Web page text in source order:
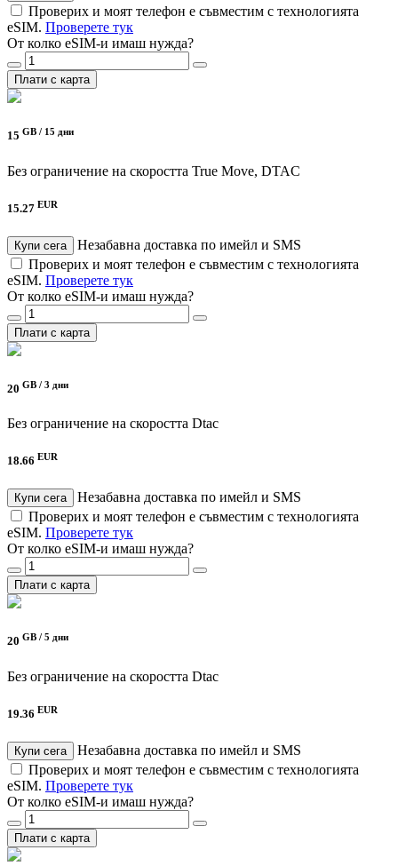
Проверих и моят телефон е съвместим с технологията
eSIM. Проверете тук
От колко eSIM-и имаш нужда?
Плати с карта
15 GB / 15 дни
Без ограничение на скоростта True Move, DTAC
15.27 EUR
Купи сега
Незабавна доставка по имейл и SMS
Проверих и моят телефон е съвместим с технологията
eSIM. Проверете тук
От колко eSIM-и имаш нужда?
Плати с карта
20 GB / 3 дни
Без ограничение на скоростта Dtac
18.66 EUR
Купи сега
Незабавна доставка по имейл и SMS
Проверих и моят телефон е съвместим с технологията
eSIM. Проверете тук
От колко eSIM-и имаш нужда?
Плати с карта
20 GB / 5 дни
Без ограничение на скоростта Dtac
19.36 EUR
Купи сега
Незабавна доставка по имейл и SMS
Проверих и моят телефон е съвместим с технологията
eSIM. Проверете тук
От колко eSIM-и имаш нужда?
Плати с карта